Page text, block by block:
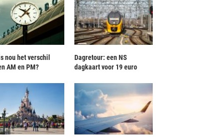
nou het verschil
AM en PM?
Dagretour: een NS
dagkaart voor 19 euro